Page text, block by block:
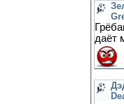
даёт